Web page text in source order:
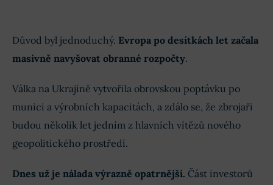
Důvod byl jednoduchý. Evropa po desítkách let začala
masivně navyšovat obranné rozpočty.
Válka na Ukrajině vytvořila obrovskou poptávku po
munici a výrobních kapacitách, a zdálo se, že zbrojaři
budou několik let jedním z hlavních vítězů nového
geopolitického prostředí.
Dnes už je nálada výrazně opatrnější. Část investorů